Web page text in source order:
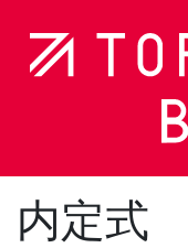
内定式